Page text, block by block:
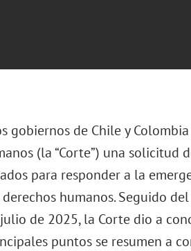
gobiernos de Chile y
(la “Corte”) una solicitud
para responder a la
humanos. Seguido
de 2025, la Corte dio a
puntos se resumen a